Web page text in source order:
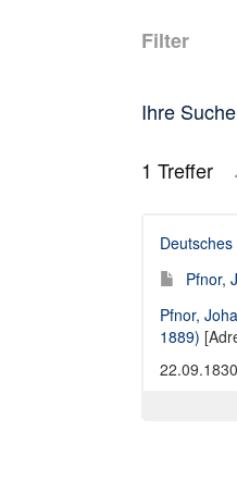
Filter
Ihre
1 Treffer
Pfnor,
Pfnor,
1889)